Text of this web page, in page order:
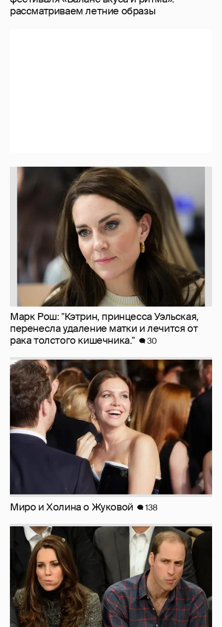
Миро и Холина о Жуковой 138
Сплетни: принц Уильям снова изменяет
Кейт Миддлтон
332
Голливудские сплетни (18+) слабонервным
и беременным не смотреть!
270